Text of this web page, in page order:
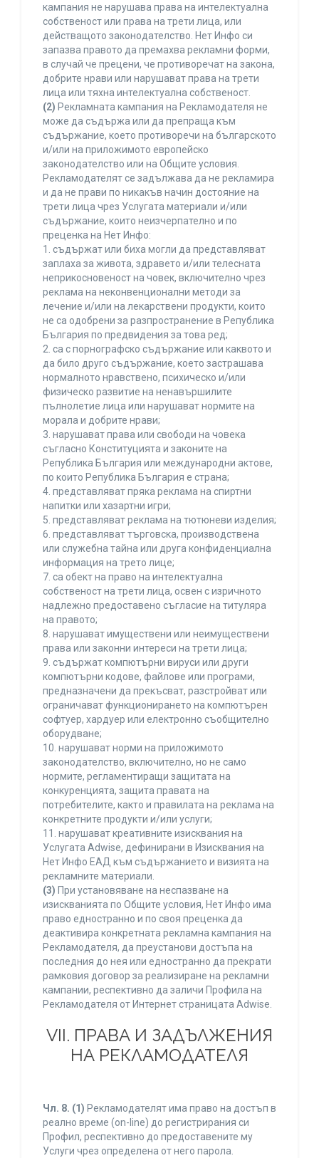
кампания не нарушава права на интелектуална
собственост или права на трети лица, или
действащото законодателство. Нет Инфо си
запазва правото да премахва рекламни форми,
в случай че прецени, че противоречат на закона,
добрите нрави или нарушават права на трети
лица или тяхна интелектуална собственост.
(2) Рекламната кампания на Рекламодателя не
може да съдържа или да препраща към
съдържание, което противоречи на българското
и/или на приложимото европейско
законодателство или на Общите условия.
Рекламодателят се задължава да не рекламира
и да не прави по никакъв начин достояние на
трети лица чрез Услугата материали и/или
съдържание, които неизчерпателно и по
преценка на Нет Инфо:
1. съдържат или биха могли да представляват
заплаха за живота, здравето и/или телесната
неприкосновеност на човек, включително чрез
реклама на неконвенционални методи за
лечение и/или на лекарствени продукти, които
не са одобрени за разпространение в Република
България по предвидения за това ред;
2. са с порнографско съдържание или каквото и
да било друго съдържание, което застрашава
нормалното нравствено, психическо и/или
физическо развитие на ненавършилите
пълнолетие лица или нарушават нормите на
морала и добрите нрави;
3. нарушават права или свободи на човека
съгласно Конституцията и законите на
Република България или международни актове,
по които Република България е страна;
4. представляват пряка реклама на спиртни
напитки или хазартни игри;
5. представляват реклама на тютюневи изделия;
6. представляват търговска, производствена
или служебна тайна или друга конфиденциална
информация на трето лице;
7. са обект на право на интелектуална
собственост на трети лица, освен с изричното
надлежно предоставено съгласие на титуляра
на правото;
8. нарушават имуществени или неимуществени
права или законни интереси на трети лица;
9. съдържат компютърни вируси или други
компютърни кодове, файлове или програми,
предназначени да прекъсват, разстройват или
ограничават функционирането на компютърен
софтуер, хардуер или електронно съобщително
оборудване;
10. нарушават норми на приложимото
законодателство, включително, но не само
нормите, регламентиращи защитата на
конкуренцията, защита правата на
потребителите, както и правилата на реклама на
конкретните продукти и/или услуги;
11. нарушават креативните изисквания на
Услугата Adwise, дефинирани в Изисквания на
Нет Инфо ЕАД към съдържанието и визията на
рекламните материали.
(3) При установяване на неспазване на
изискванията по Общите условия, Нет Инфо има
право едностранно и по своя преценка да
деактивира конкретната рекламна кампания на
Рекламодателя, да преустанови достъпа на
последния до нея или едностранно да прекрати
рамковия договор за реализиране на рекламни
кампании, респективно да заличи Профила на
Рекламодателя от Интернет страницата Adwise.
VII. ПРАВА И ЗАДЪЛЖЕНИЯ
НА РЕКЛАМОДАТЕЛЯ
Чл. 8. (1) Рекламодателят има право на достъп в
реално време (on-line) до регистрирания си
Профил, респективно до предоставените му
Услуги чрез определена от него парола.